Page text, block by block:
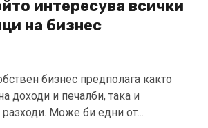
интересува всички
на бизнес
бизнес предполага както
доходи и печалби, така и
Може би едни от...